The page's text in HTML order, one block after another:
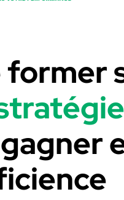
former
tratégie